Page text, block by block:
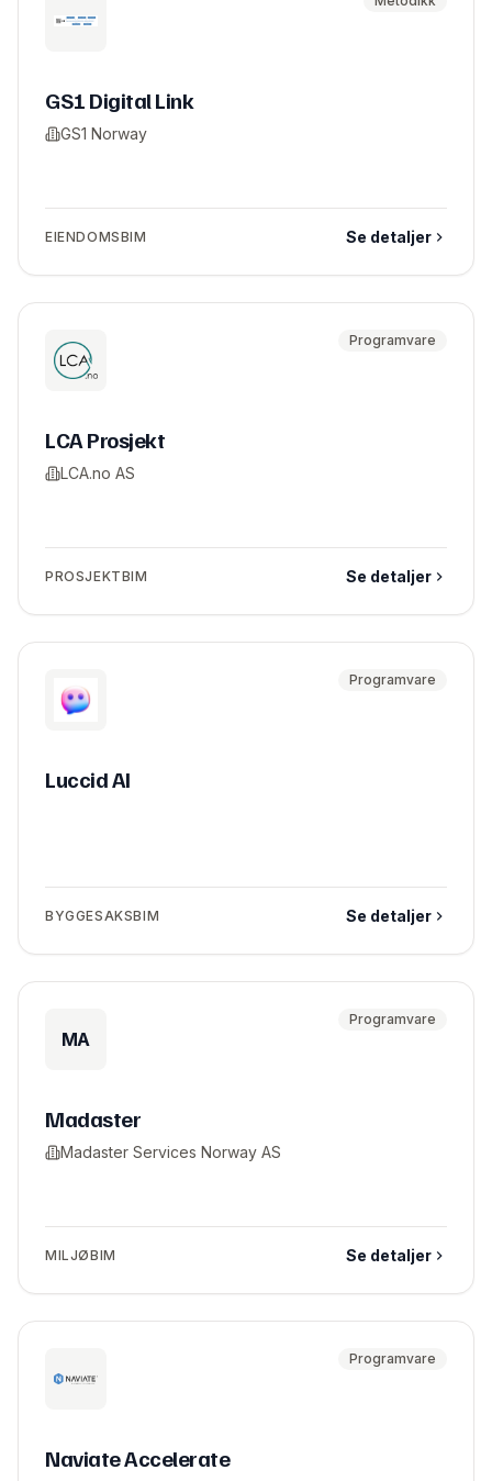
GS1 Digital Link
GS1 Norway
EIENDOMSBIM Se detaljer
Programvare
LCA Prosjekt
LCA.no AS
PROSJEKTBIM Se detaljer
Programvare
Luccid AI
BYGGESAKSBIM Se detaljer
MA
Programvare
Madaster
Madaster Services Norway AS
MILJØBIM Se detaljer
Programvare
Naviate Accelerate